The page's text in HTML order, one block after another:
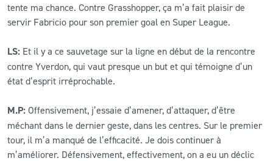
PRESSE ET MEDIAS
tente ma chance. Contre Grasshopper, ça m’a fait plaisir de
servir Fabricio pour son premier goal en Super League.
LS: Et il y a ce sauvetage sur la ligne en début de la rencontre
contre Yverdon, qui vaut presque un but et qui témoigne d’un
état d’esprit irréprochable.
M.P: Offensivement, j’essaie d’amener, d’attaquer, d’être
méchant dans le dernier geste, dans les centres. Sur le premier
tour, il m’a manqué de l’efficacité. Je dois continuer à
m’améliorer. Défensivement, effectivement, on a eu un déclic